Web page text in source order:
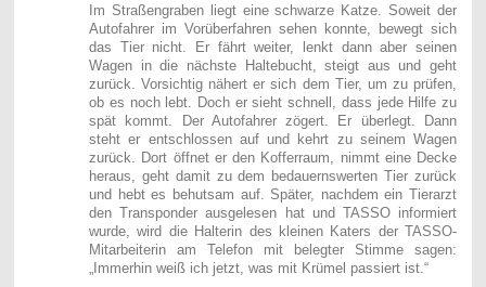
Im Straßengraben liegt eine schwarze Katze. Soweit der
Autofahrer im Vorüberfahren sehen konnte, bewegt sich
das Tier nicht. Er fährt weiter, lenkt dann aber seinen
Wagen in die nächste Haltebucht, steigt aus und geht
zurück. Vorsichtig nähert er sich dem Tier, um zu prüfen,
ob es noch lebt. Doch er sieht schnell, dass jede Hilfe zu
spät kommt. Der Autofahrer zögert. Er überlegt. Dann
steht er entschlossen auf und kehrt zu seinem Wagen
zurück. Dort öffnet er den Kofferraum, nimmt eine Decke
heraus, geht damit zu dem bedauernswerten Tier zurück
und hebt es behutsam auf. Später, nachdem ein Tierarzt
den Transponder ausgelesen hat und TASSO informiert
wurde, wird die Halterin des kleinen Katers der TASSO-
Mitarbeiterin am Telefon mit belegter Stimme sagen:
„Immerhin weiß ich jetzt, was mit Krümel passiert ist.“